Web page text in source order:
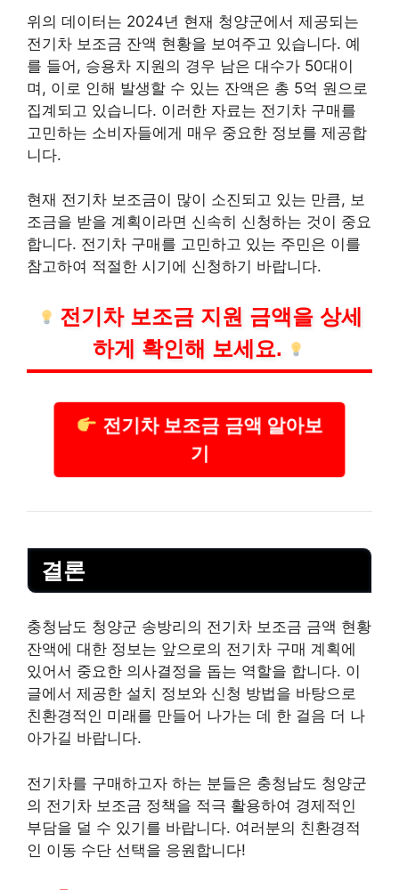
위의 데이터는 2024년 현재 청양군에서 제공되는
전기차 보조금 잔액 현황을 보여주고 있습니다. 예
를 들어, 승용차 지원의 경우 남은 대수가 50대이
며, 이로 인해 발생할 수 있는 잔액은 총 5억 원으로
집계되고 있습니다. 이러한 자료는 전기차 구매를
고민하는 소비자들에게 매우 중요한 정보를 제공합
니다.
현재 전기차 보조금이 많이 소진되고 있는 만큼, 보
조금을 받을 계획이라면 신속히 신청하는 것이 중요
합니다. 전기차 구매를 고민하고 있는 주민은 이를
참고하여 적절한 시기에 신청하기 바랍니다.
전기차 보조금 지원 금액을 상세
하게 확인해 보세요.
전기차 보조금 금액 알아보
기
결론
충청남도 청양군 송방리의 전기차 보조금 금액 현황
잔액에 대한 정보는 앞으로의 전기차 구매 계획에
있어서 중요한 의사결정을 돕는 역할을 합니다. 이
글에서 제공한 설치 정보와 신청 방법을 바탕으로
친환경적인 미래를 만들어 나가는 데 한 걸음 더 나
아가길 바랍니다.
전기차를 구매하고자 하는 분들은 충청남도 청양군
의 전기차 보조금 정책을 적극 활용하여 경제적인
부담을 덜 수 있기를 바랍니다. 여러분의 친환경적
인 이동 수단 선택을 응원합니다!